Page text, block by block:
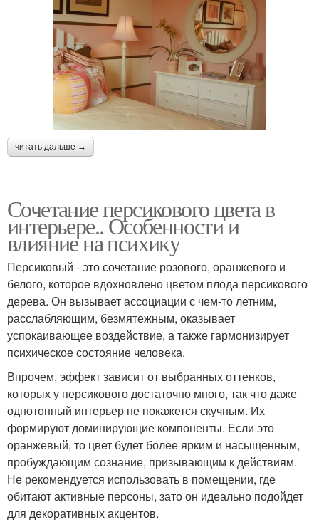
читать дальше →
Сочетание персикового цвета в
интерьере.. Особенности и
влияние на психику
Персиковый - это сочетание розового, оранжевого и
белого, которое вдохновлено цветом плода персикового
дерева. Он вызывает ассоциации с чем-то летним,
расслабляющим, безмятежным, оказывает
успокаивающее воздействие, а также гармонизирует
психическое состояние человека.
Впрочем, эффект зависит от выбранных оттенков,
которых у персикового достаточно много, так что даже
однотонный интерьер не покажется скучным. Их
формируют доминирующие компоненты. Если это
оранжевый, то цвет будет более ярким и насыщенным,
пробуждающим сознание, призывающим к действиям.
Не рекомендуется использовать в помещении, где
обитают активные персоны, зато он идеально подойдет
для декоративных акцентов.